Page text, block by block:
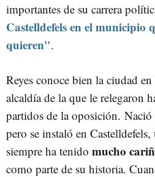
importantes de su carrera
Castelldefels en el municipio
quieren".
Reyes conoce bien la ciudad
alcaldía de la que le relegaron
partidos de la oposición. Nació
pero se instaló en
siempre ha tenido mucho
como parte de su historia.